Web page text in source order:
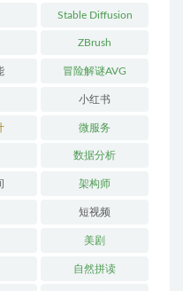
Stable Diffusion
ZBrush
冒险解谜AVG
小红书
微服务
数据分析
架构师
短视频
美剧
自然拼读